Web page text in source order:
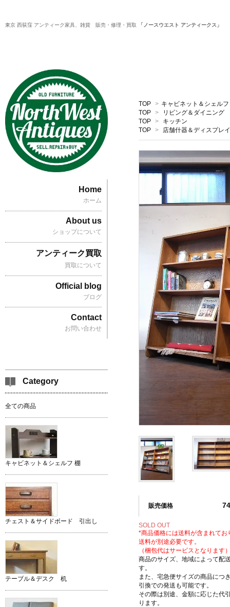
東京 西荻窪 アンティーク家具、雑貨 販売・修理・買取 「ノースウエスト アンティークス」
TOP > キャビネット＆シェルフ
TOP >
リビング＆ダイニング
TOP >
キッチン
TOP > 店舗什器＆ディスプレイ
販売価格
SOLD OUT
*商品価格には送料が含まれてお
送料が別途必要です。
（梱包代はサービスとなります
商品のサイズ、地域によって配
す。
また、宅急便サイズの商品につ
引換での発送も可能です。
その際は別途、金額に応じた代
ります。
Home
ホーム
About us
ショップについて
アンティーク買取
買取について
Official blog
ブログ
Contact
お問い合わせ
Category
全ての商品
キャビネット＆シェルフ 棚
チェスト＆サイドボード 引出し
テーブル＆デスク 机